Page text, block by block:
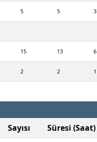
5 5 3
15 13 6
2 2 1
Sayısı Süresi (Saat)